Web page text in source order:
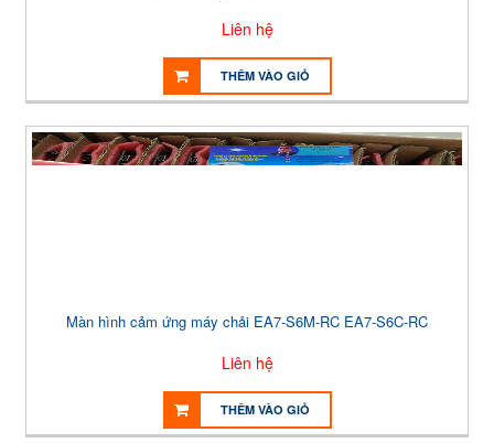
Liên hệ
THÊM VÀO GIỎ
Màn hình cảm ứng máy chải EA7-S6M-RC EA7-S6C-RC
Liên hệ
THÊM VÀO GIỎ